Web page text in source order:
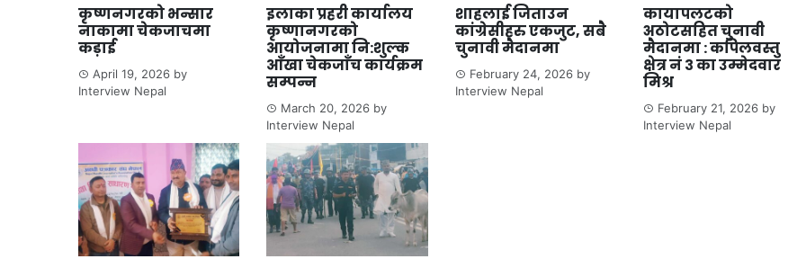
कृष्णनगरको भन्सार
नाकामा चेकजाचमा
कड़ाई
April 19, 2026 by
Interview Nepal
इलाका प्रहरी कार्यालय
कृष्णानगरको
आयोजनामा नि:शुल्क
आँखा चेकजाँच कार्यक्रम
सम्पन्न
March 20, 2026 by
Interview Nepal
शाहलाई जिताउन
कांग्रेसीहरु एकजुट, सबै
चुनावी मैदानमा
February 24, 2026by
Interview Nepal
कायापलटको
अठोटसहित चुनावी
मैदानमा : कपिलवस्तु
क्षेत्र नं ३ का उम्मेदवार
मिश्र
February 21, 2026by
Interview Nepal